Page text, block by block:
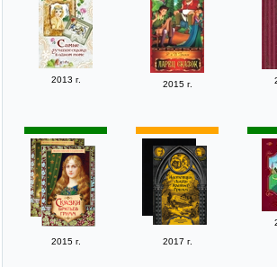
2013 г. 2015 г.
2015 г. 2017 г.